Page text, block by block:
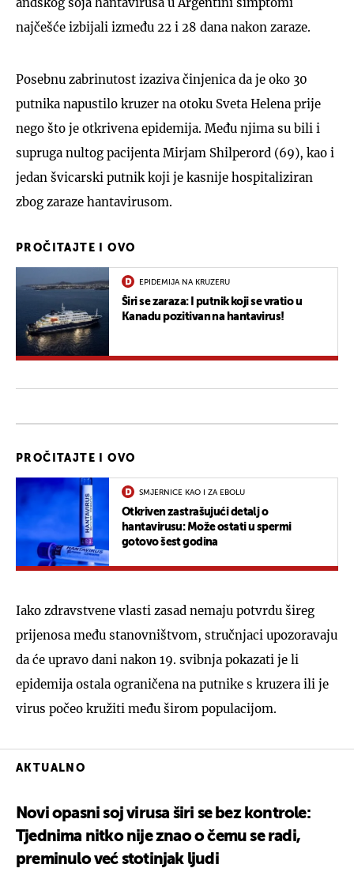
najčešće izbijali između 22 i 28 dana nakon zaraze.
Posebnu zabrinutost izaziva činjenica da je oko 30
putnika napustilo kruzer na otoku Sveta Helena prije
nego što je otkrivena epidemija. Među njima su bili i
supruga nultog pacijenta Mirjam Shilperord (69), kao i
jedan švicarski putnik koji je kasnije hospitaliziran
zbog zaraze hantavirusom.
PROČITAJTE I OVO
EPIDEMIJA NA KRUZERU
Širi se zaraza: I putnik koji se vratio u
Kanadu pozitivan na hantavirus!
PROČITAJTE I OVO
SMJERNICE KAO I ZA EBOLU
Otkriven zastrašujući detalj o
hantavirusu: Može ostati u spermi
gotovo šest godina
Iako zdravstvene vlasti zasad nemaju potvrdu šireg
prijenosa među stanovništvom, stručnjaci upozoravaju
da će upravo dani nakon 19. svibnja pokazati je li
epidemija ostala ograničena na putnike s kruzera ili je
virus počeo kružiti među širom populacijom.
AKTUALNO
Novi opasni soj virusa širi se bez kontrole:
Tjednima nitko nije znao o čemu se radi,
preminulo već stotinjak ljudi